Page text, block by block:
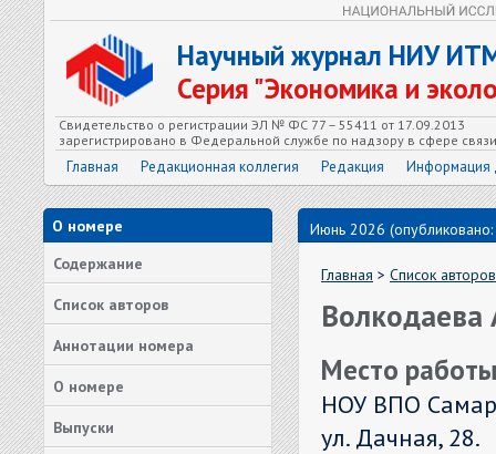
Научный журнал НИУ
Серия "Экономика и
Свидетельство о регистрации ЭЛ № ФС 77 – 55411 от 17.09.2013
зарегистрировано в Федеральной службе по надзору в сфере
Главная Редакционная коллегия Редакция Информация
О номере
Содержание
Список авторов
Аннотации номера
О номере
Выпуски
Июнь 2026
Главная > Список авторов
Волкодаева
Место
НОУ ВПО
ул. Дачная, 28.